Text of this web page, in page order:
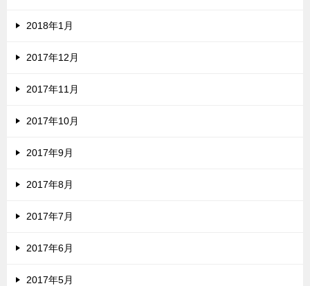
2018年1月
2017年12月
2017年11月
2017年10月
2017年9月
2017年8月
2017年7月
2017年6月
2017年5月